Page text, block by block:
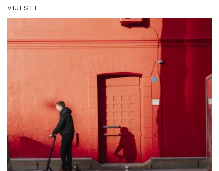
VIJESTI